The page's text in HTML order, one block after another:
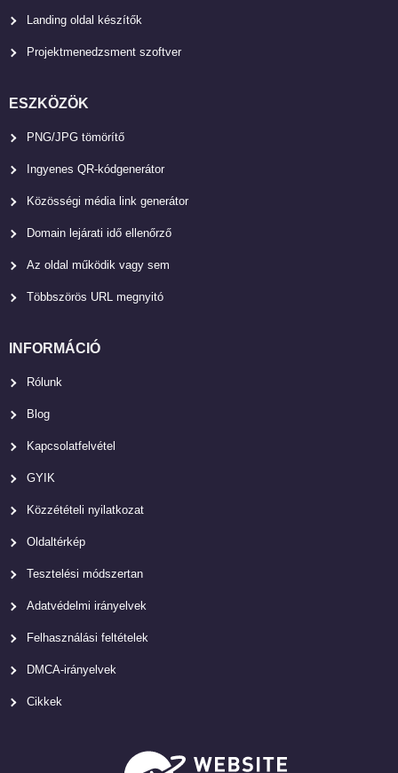
Landing oldal készítők
Projektmenedzsment szoftver
ESZKÖZÖK
PNG/JPG tömörítő
Ingyenes QR-kódgenerátor
Közösségi média link generátor
Domain lejárati idő ellenőrző
Az oldal működik vagy sem
Többszörös URL megnyitó
INFORMÁCIÓ
Rólunk
Blog
Kapcsolatfelvétel
GYIK
Közzétételi nyilatkozat
Oldaltérkép
Tesztelési módszertan
Adatvédelmi irányelvek
Felhasználási feltételek
DMCA-irányelvek
Cikkek